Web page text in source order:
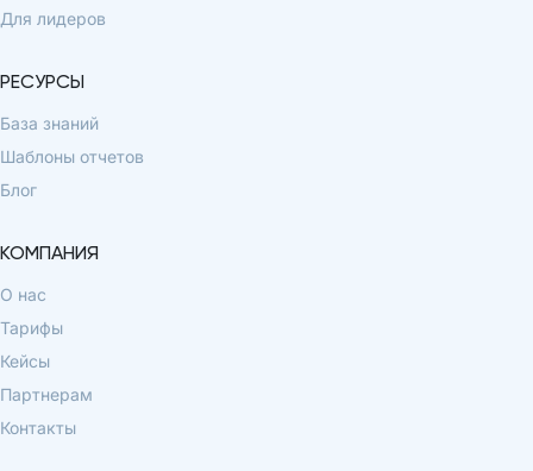
Для лидеров
РЕСУРСЫ
База знаний
Шаблоны отчетов
Блог
КОМПАНИЯ
О нас
Тарифы
Кейсы
Партнерам
Контакты